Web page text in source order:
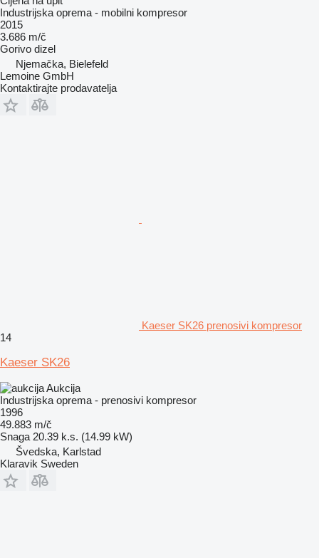
Industrijska oprema - mobilni kompresor
2015
3.686 m/č
Gorivo dizel
Njemačka, Bielefeld
Lemoine GmbH
Kontaktirajte prodavatelja
Kaeser SK26 prenosivi kompresor
14
Kaeser SK26
Aukcija
Industrijska oprema - prenosivi kompresor
1996
49.883 m/č
Snaga 20.39 k.s. (14.99 kW)
Švedska, Karlstad
Klaravik Sweden